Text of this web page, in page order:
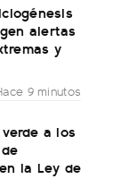
alertas
y
9 minutos
a los
la Ley de